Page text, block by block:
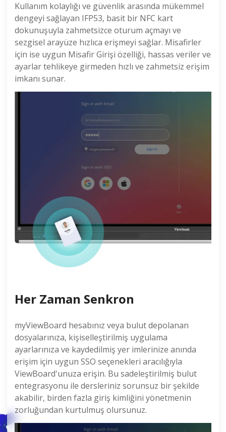
Kullanım kolaylığı ve güvenlik arasında mükemmel
dengeyi sağlayan IFP53, basit bir NFC kart
dokunuşuyla zahmetsizce oturum açmayı ve
sezgisel arayüze hızlıca erişmeyi sağlar. Misafirler
için ise uygun Misafir Girişi özelliği, hassas veriler ve
ayarlar tehlikeye girmeden hızlı ve zahmetsiz erişim
imkanı sunar.
Her Zaman Senkron
myViewBoard hesabınız veya bulut depolanan
dosyalarınıza, kişiselleştirilmiş uygulama
ayarlarınıza ve kaydedilmiş yer imlerinize anında
erişim için uygun SSO seçenekleri aracılığıyla
ViewBoard'unuza erişin. Bu sadeleştirilmiş bulut
entegrasyonu ile dersleriniz sorunsuz bir şekilde
akabilir, birden fazla giriş kimliğini yönetmenin
zorluğundan kurtulmuş olursunuz.